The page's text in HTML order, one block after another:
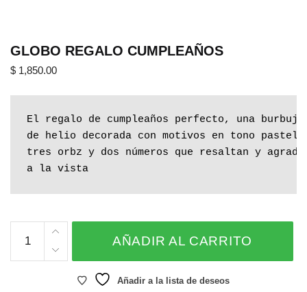
GLOBO REGALO CUMPLEAÑOS
$ 1,850.00
El regalo de cumpleaños perfecto, una
de helio decorada con motivos en tono
tres orbz y dos números que resaltan y
a la vista
REGALO
CUMPLEAÑOS
AÑADIR AL CARRITO
Añadir a la lista de deseos